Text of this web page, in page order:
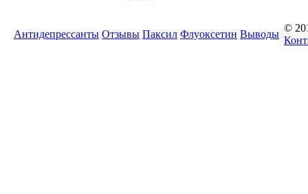
Антидепрессанты Отзывы Паксил Флуоксетин Выводы
©